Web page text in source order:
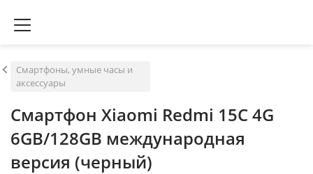
Смартфоны, умные часы и
аксессуары
Смартфон Xiaomi Redmi 15C 4G
6GB/128GB международная
версия (черный)